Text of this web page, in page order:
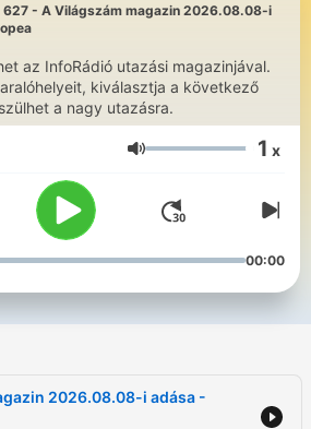
627 - A Világszám magazin 2026.08.08-i
az InfoRádió utazási magazinjával.
kiválasztja a következő
a nagy utazásra.
Volum 1 x
00:00
2026.08.08-i adása -